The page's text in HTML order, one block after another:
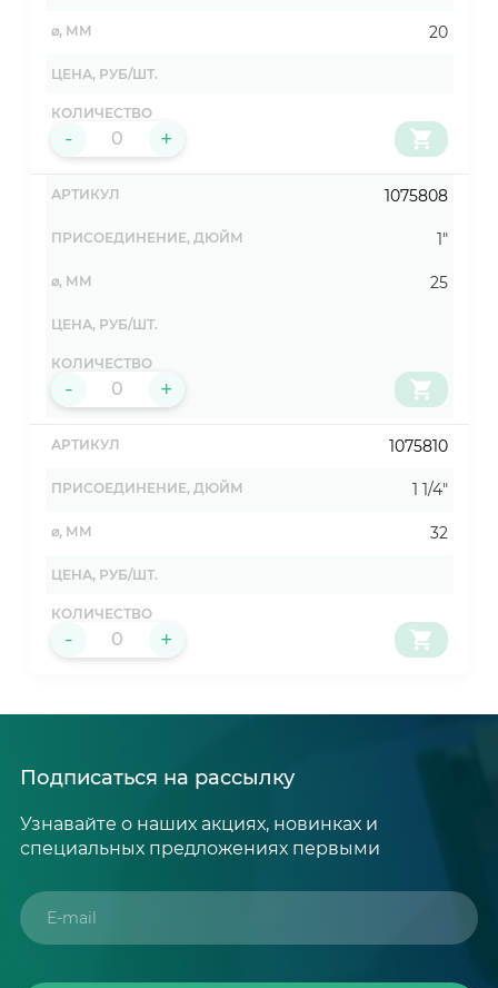
20
- +
1075808
1"
25
- +
1075810
1 1/4"
32
- +
Подписаться на рассылку
Узнавайте о наших акциях, новинках и
специальных предложениях первыми